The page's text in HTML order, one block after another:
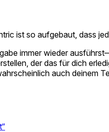
ist so aufgebaut, dass
immer wieder
der das für dich
auch deinem